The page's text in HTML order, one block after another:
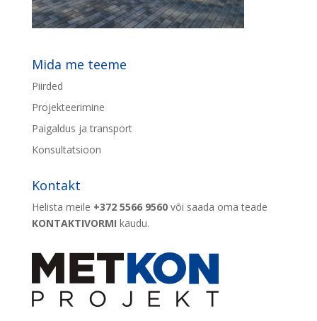
Mida me teeme
Piirded
Projekteerimine
Paigaldus ja transport
Konsultatsioon
Kontakt
Helista meile +372 5566 9560või saada oma teade
KONTAKTIVORMI kaudu.